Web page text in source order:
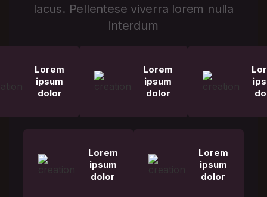
lacus. Pellentese viverra lorem nulla
interdum
Lorem
ipsum
dolor
Lorem
ipsum
dolor
Lorem
ipsum
dolor
Lorem
ipsum
dolor